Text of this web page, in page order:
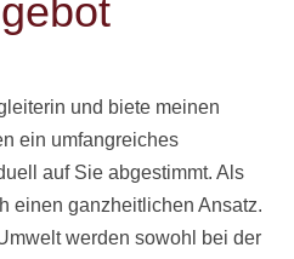
und biete meinen
ein umfangreiches
auf Sie abgestimmt. Als
einen ganzheitlichen Ansatz.
werden sowohl bei der